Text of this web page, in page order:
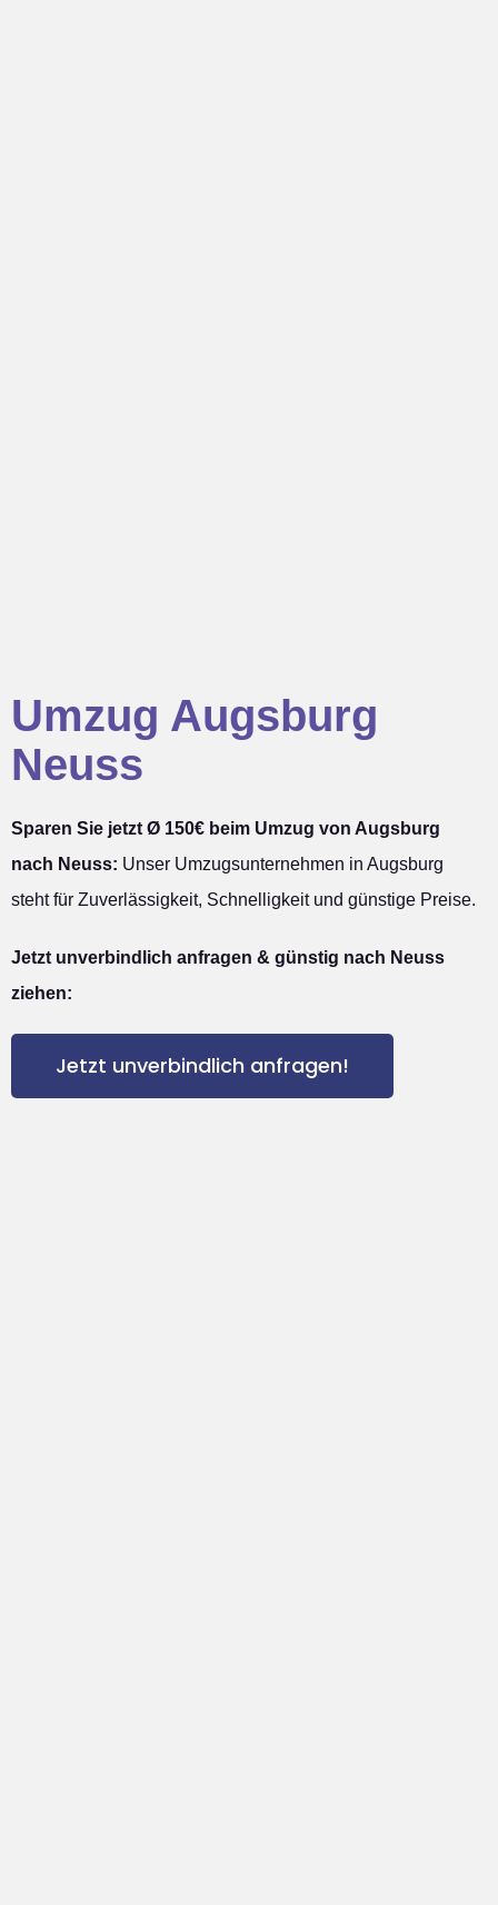
Umzug Augsburg
Neuss
Sparen Sie jetzt Ø 150€ beim Umzug von Augsburg
nach Neuss: Unser Umzugsunternehmen in Augsburg
steht für Zuverlässigkeit, Schnelligkeit und günstige Preise.
Jetzt unverbindlich anfragen & günstig nach Neuss
ziehen:
Jetzt unverbindlich anfragen!